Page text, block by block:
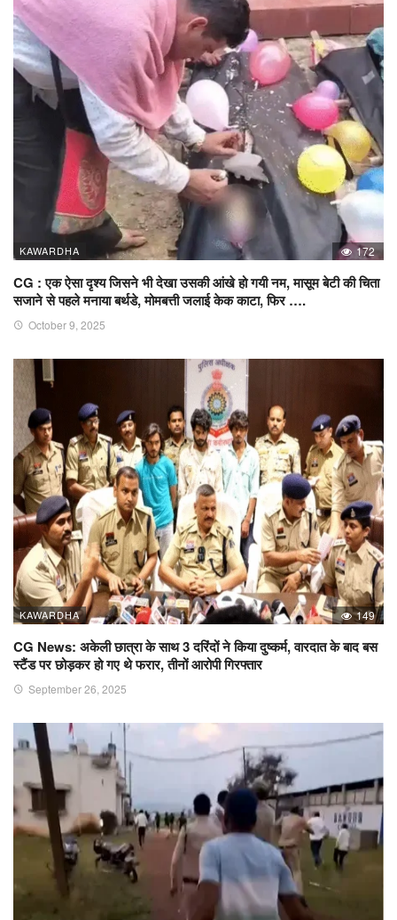
KAWARDHA 172
CG : एक ऐसा दृश्य जिसने भी देखा उसकी आंखे हो गयी नम, मासूम बेटी की चिता
सजाने से पहले मनाया बर्थडे, मोमबत्ती जलाई केक काटा, फिर ….
October 9, 2025
KAWARDHA 149
CG News: अकेली छात्रा के साथ 3 दरिंदों ने किया दुष्कर्म, वारदात के बाद बस
स्टैंड पर छोड़कर हो गए थे फरार, तीनों आरोपी गिरफ्तार
September 26, 2025